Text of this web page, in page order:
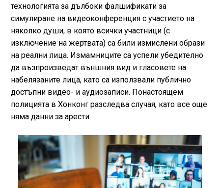
технологията за дълбоки фалшификати за
симулиране на видеоконференция с участието на
няколко души, в която всички участници (с
изключение на жертвата) са били измислени образи
на реални лица. Измамниците са успели убедително
да възпроизведат външния вид и гласовете на
набелязаните лица, като са използвали публично
достъпни видео- и аудиозаписи. Понастоящем
полицията в Хонконг разследва случая, като все още
няма данни за арести.